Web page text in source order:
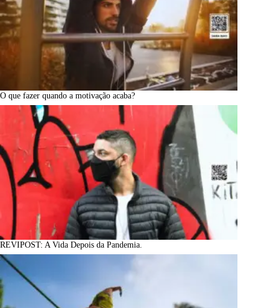
O que fazer quando a motivação acaba?
REVIPOST: A Vida Depois da Pandemia.